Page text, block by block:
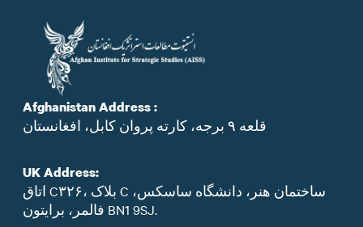
Afghanistan Address :
قلعه ۹ برجه، کارته پروان کابل، افغانستان
UK Address:
اتاق C۳۲۶، بلاک C ساختمان هنر، دانشگاه ساسکس،
فالمر، برایتون BN1 9SJ.